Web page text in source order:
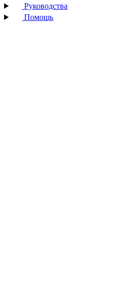
Руководства
Помощь